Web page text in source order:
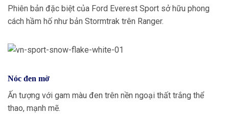
Phiên bản đặc biệt của Ford Everest Sport sở hữu phong
cách hầm hố như bản Stormtrak trên Ranger.
Nóc đen mờ
Ấn tượng với gam màu đen trên nền ngoại thất trắng thể
thao, mạnh mẽ.